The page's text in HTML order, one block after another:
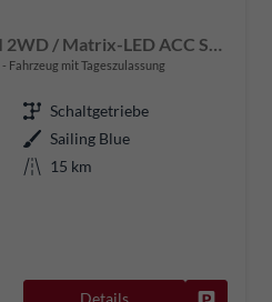
Fahrzeug mit Tageszulassung
Schaltgetriebe
Sailing Blue
15 km
Details